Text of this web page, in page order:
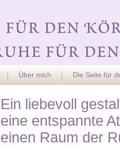
Über mich Die Seite für
Ein liebevoll
eine entspannte
einen Raum der